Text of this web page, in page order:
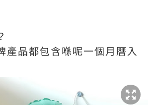
產品都包含喺呢一個月曆入